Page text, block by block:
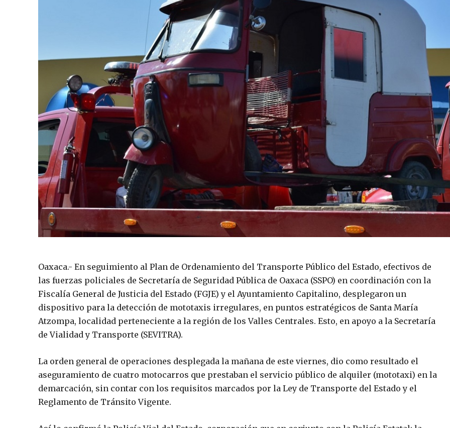
Oaxaca.- En seguimiento al Plan de Ordenamiento del Transporte Público del Estado, efectivos de
las fuerzas policiales de Secretaría de Seguridad Pública de Oaxaca (SSPO) en coordinación con la
Fiscalía General de Justicia del Estado (FGJE) y el Ayuntamiento Capitalino, desplegaron un
dispositivo para la detección de mototaxis irregulares, en puntos estratégicos de Santa María
Atzompa, localidad perteneciente a la región de los Valles Centrales. Esto, en apoyo a la Secretaría
de Vialidad y Transporte (SEVITRA).
La orden general de operaciones desplegada la mañana de este viernes, dio como resultado el
aseguramiento de cuatro motocarros que prestaban el servicio público de alquiler (mototaxi) en la
demarcación, sin contar con los requisitos marcados por la Ley de Transporte del Estado y el
Reglamento de Tránsito Vigente.